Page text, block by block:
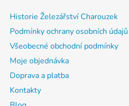
Historie Železářství Charouzek
Podmínky ochrany osobních údajů
Všeobecné obchodní podmínky
Moje objednávka
Doprava a platba
Kontakty